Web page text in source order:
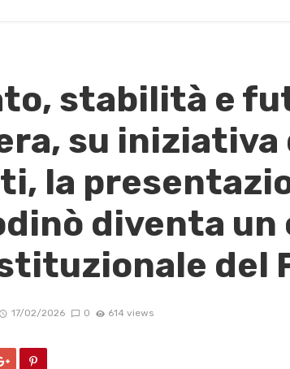
stabilità e
su iniziativa
la
diventa
del
17/02/2026 0 614 views